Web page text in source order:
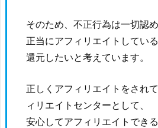
そのため、不正行為は一切認め
正当にアフィリエイトしてい
還元したいと考えています。
正しくアフィリエイトをされ
ィリエイトセンターとして、
安心してアフィリエイトでき